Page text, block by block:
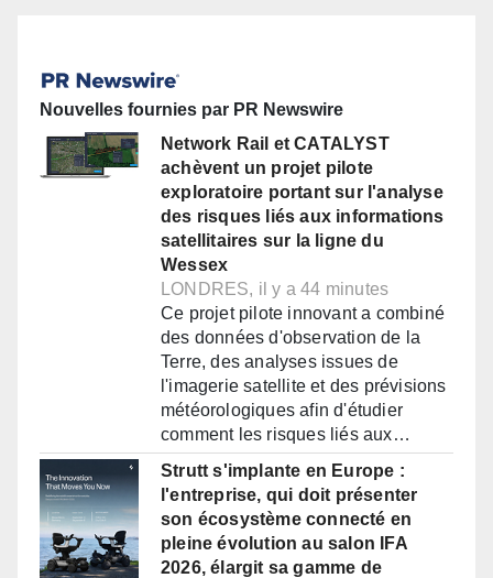
Nouvelles fournies par PR Newswire
Network Rail et CATALYST
achèvent un projet pilote
exploratoire portant sur l'analyse
des risques liés aux informations
satellitaires sur la ligne du
Wessex
LONDRES, il y a 44 minutes
Ce projet pilote innovant a combiné
des données d'observation de la
Terre, des analyses issues de
l'imagerie satellite et des prévisions
météorologiques afin d'étudier
comment les risques liés aux…
Strutt s'implante en Europe :
l'entreprise, qui doit présenter
son écosystème connecté en
pleine évolution au salon IFA
2026, élargit sa gamme de